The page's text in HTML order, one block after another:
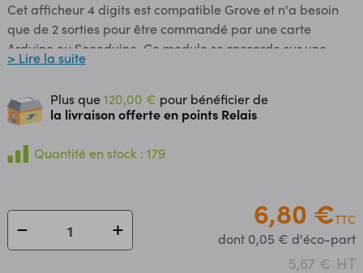
Cet afficheur 4 digits est compatible Grove et n'a besoin
que de 2 sorties pour être commandé par une carte
Arduino ou Seeeduino. Ce module se raccorde sur une
sortie du Grove Base Shield ou du Mega Shield via un
Alimentation: 3,3 à 5,5 Vcc Consommation: 27 mA
Affichage: 4 digits 7 segments rouges Hauteur des
caractères: 9 mm Luminosité: 8 niveaux ajustables
Dimensions: 42 x 24 x 14 mm Connectique non compatible
> Lire la suite
Plus que120,00 € pour bénéficier de
la livraison offerte en points Relais
Quantité en stock : 179
6,80 €TTC
dont 0,05 € d'éco-part
5,67 € HT